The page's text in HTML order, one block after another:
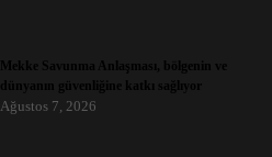
Mekke Savunma Anlaşması, bölgenin ve
dünyanın güvenliğine katkı sağlıyor
Ağustos 7, 2026